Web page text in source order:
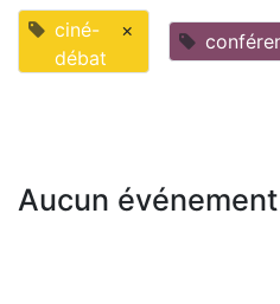
ciné-
débat
×
Aucun